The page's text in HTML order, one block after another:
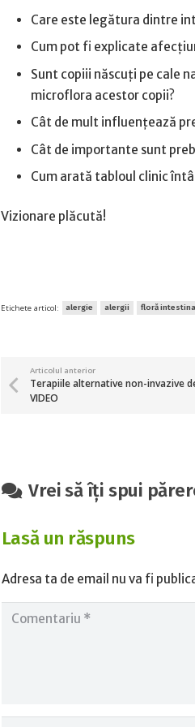
Care este legătura dintre
Cum pot fi explicate
Sunt copiii născuți pe cale
microflora acestor copii?
Cât de mult influențează
Cât de importante sunt
Cum arată tabloul clinic
Vizionare plăcută!
Etichete articol: alergie alergii floră
Articolul anterior
Terapiile alternative non-invazive
VIDEO
Vrei să îți spui
Lasă un răspuns
Adresa ta de email nu va fi